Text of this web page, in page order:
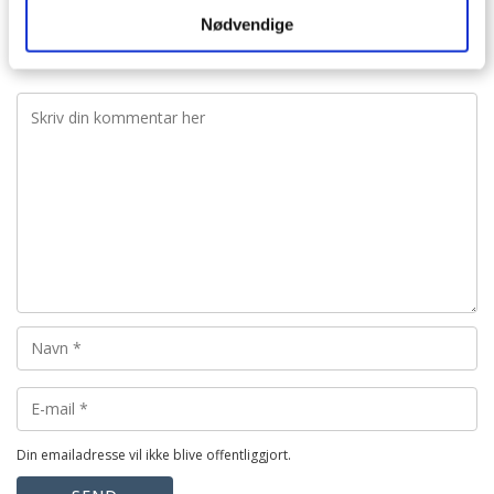
Nødvendige
besvar
VIS ALLE 18 KOMMENTARER
Din emailadresse vil ikke blive offentliggjort.